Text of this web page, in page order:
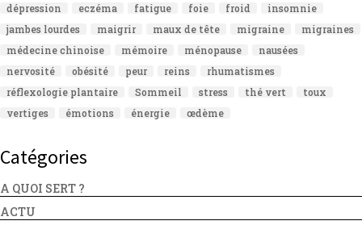
dépression
eczéma fatigue foie froid
insomnie
jambes lourdes
maigrir maux de tête migraine
migraines
médecine chinoise
mémoire ménopause
nausées
nervosité
obésité peur reins
rhumatismes
réflexologie plantaire
Sommeil stress thé vert
toux
vertiges
émotions énergie œdème
Catégories
A QUOI SERT ?
ACTU